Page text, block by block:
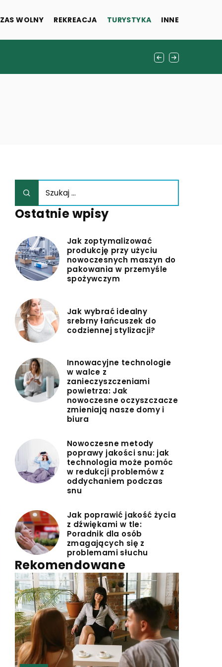
WOLNY REKREACJA TURYSTYKA INNE
stosowanych w stomatologii
Ostatnie wpisy
Jak zoptymalizować
produkcję przy użyciu
nowoczesnych maszyn do
pakowania w przemyśle
spożywczym
Jak wybrać idealny
srebrny łańcuszek do
codziennej stylizacji?
Innowacyjne technologie
w walce z
zanieczyszczeniami
powietrza: Jak
nowoczesne oczyszczacze
zmieniają nasze domy i
biura
Nowoczesne metody
poprawy jakości snu: jak
technologia może pomóc
w redukcji problemów z
oddychaniem podczas
snu
Jak poprawić jakość życia
z dźwiękami w tle:
Poradnik dla osób
zmagających się z
problemami słuchu
Rekomendowane